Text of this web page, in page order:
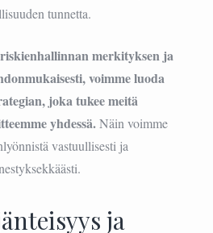
tunnetta.
merkityksen ja
voimme luoda
joka tukee meitä
yhdessä.Näin voimme
vastuullisesti ja
ja